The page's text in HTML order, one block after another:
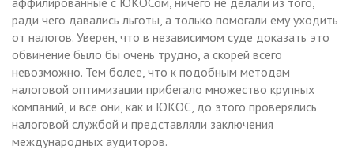
ради чего давались льготы, а только помогали ему уходить
от налогов. Уверен, что в независимом суде доказать это
обвинение было бы очень трудно, а скорей всего
невозможно. Тем более, что к подобным методам
налоговой оптимизации прибегало множество крупных
компаний, и все они, как и ЮКОС, до этого проверялись
налоговой службой и представляли заключения
международных аудиторов.